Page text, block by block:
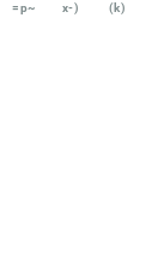
=p~ x-) (k)